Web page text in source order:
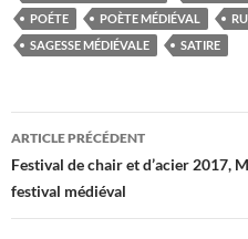
POÉTE
POÈTE MÉDIÉVAL
SAGESSE MÉDIÉVALE
SATIRE
Navigation
des
articles
ARTICLE PRÉCÉDENT
Festival de chair et d’acier 2017,
festival médiéval